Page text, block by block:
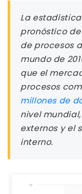
La
pronóstico
de procesos
mundo de
que el
procesos
millones de
nivel
externos y el
interno.